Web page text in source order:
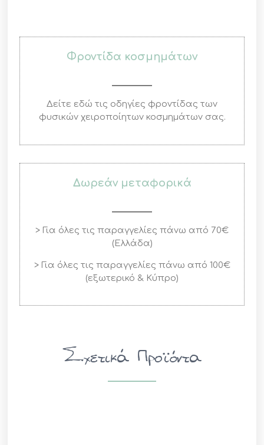
Φροντίδα κοσμημάτων
Δείτε εδώ τις οδηγίες φροντίδας των
φυσικών χειροποίητων κοσμημάτων σας.
Δωρεάν μεταφορικά
> Για όλες τις παραγγελίες πάνω από 70€
(Ελλάδα)
> Για όλες τις παραγγελίες πάνω από 100€
(εξωτερικό & Κύπρο)
Σχετικά Προϊόντα